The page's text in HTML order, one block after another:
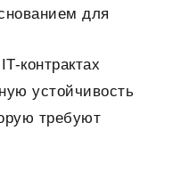
для
контрактах
устойчивость
требуют